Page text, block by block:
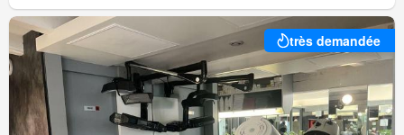
très demandée